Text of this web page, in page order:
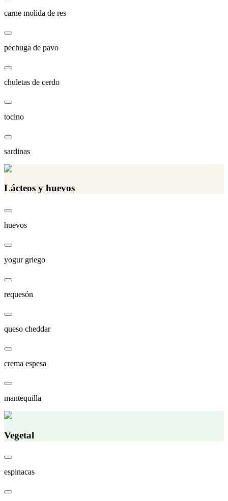
carne molida de res
pechuga de pavo
chuletas de cerdo
tocino
sardinas
Lácteos y huevos
huevos
yogur griego
requesón
queso cheddar
crema espesa
mantequilla
Vegetal
espinacas